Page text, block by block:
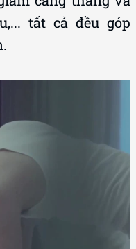
tất cả đều góp